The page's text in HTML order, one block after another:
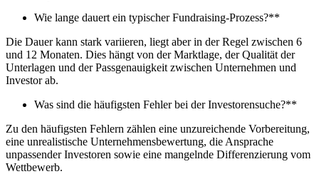
Wie lange dauert ein typischer Fundraising-Prozess?**
Die Dauer kann stark variieren, liegt aber in der Regel zwischen 6
und 12 Monaten. Dies hängt von der Marktlage, der Qualität der
Unterlagen und der Passgenauigkeit zwischen Unternehmen und
Investor ab.
Was sind die häufigsten Fehler bei der Investorensuche?**
Zu den häufigsten Fehlern zählen eine unzureichende Vorbereitung,
eine unrealistische Unternehmensbewertung, die Ansprache
unpassender Investoren sowie eine mangelnde Differenzierung vom
Wettbewerb.